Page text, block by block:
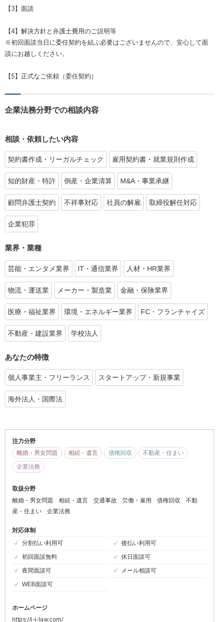
【3】面談
【4】解決方針と弁護士費用のご説明等
※初回面談当日に委任契約を結ぶ必要はございませんので、安心して面
談にお越しください。
【5】正式なご依頼（委任契約）
企業法務分野での相談内容
相談・依頼したい内容
契約書作成・リーガルチェック 雇用契約書・就業規則作成
知的財産・特許 倒産・企業清算 M&A・事業承継
顧問弁護士契約 不祥事対応 社員の解雇 取締役解任対応
企業犯罪
業界・業種
芸能・エンタメ業界 IT・通信業界 人材・HR業界
物流・運送業 メーカー・製造業 金融・保険業界
医療・福祉業界 環境・エネルギー業界 FC・フランチャイズ
不動産・建設業界 学校法人
あなたの特徴
個人事業主・フリーランス スタートアップ・新規事業
海外法人・国際法
注力分野
離婚・男女問題
相続・遺言 債権回収
不動産・住まい
企業法務
取扱分野
離婚・男女問題
相続・遺言 交通事故 労働・雇用 債権回収
不動
産・住まい
企業法務
対応体制
分割払い利用可
後払い利用可
初回面談無料
休日面談可
夜間面談可
メール相談可
WEB面談可
ホームページ
https://i-i-law.com/